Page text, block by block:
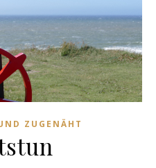
ZUGENÄHT